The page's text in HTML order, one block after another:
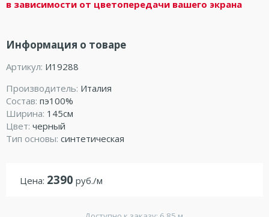
в зависимости от цветопередачи вашего экрана
Информация о товаре
Артикул: И19288
Производитель: Италия
Состав: пэ100%
Ширина: 145см
Цвет: черный
Тип основы: синтетическая
Цена: 2390 руб./м